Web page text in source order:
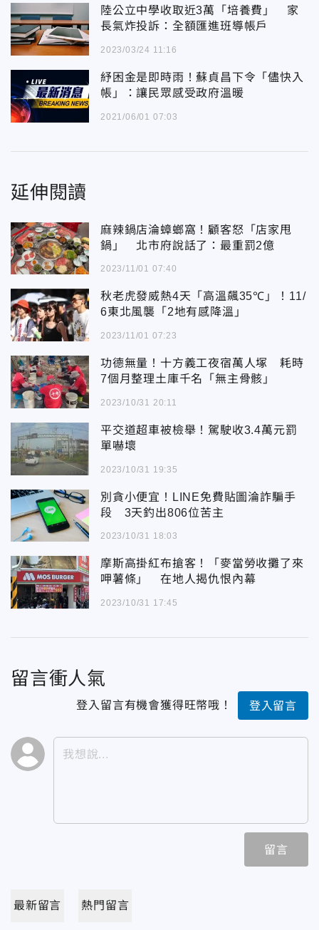
陸公立中學收取近3萬「培養費」 家
長氣炸投訴：全額匯進班導帳戶
2023/03/24 11:16
紓困金是即時雨！蘇貞昌下令「儘快入
帳」：讓民眾感受政府溫暖
2021/06/01 07:03
延伸閱讀
麻辣鍋店淪蟑螂窩！顧客怒「店家甩
鍋」 北市府說話了：最重罰2億
2023/11/01 07:40
秋老虎發威熱4天「高溫飆35℃」！11/
6東北風襲「2地有感降溫」
2023/11/01 07:23
功德無量！十方義工夜宿萬人塚 耗時
7個月整理土庫千名「無主骨骸」
2023/10/31 20:11
平交道超車被檢舉！駕駛收3.4萬元罰
單嚇壞
2023/10/31 19:35
別貪小便宜！LINE免費貼圖淪詐騙手
段 3天釣出806位苦主
2023/10/31 18:03
摩斯高掛紅布搶客！「麥當勞收攤了來
呷薯條」 在地人揭仇恨內幕
2023/10/31 17:45
留言衝人氣
登入留言有機會獲得旺幣哦！ 登入留言
留言
最新留言 熱門留言